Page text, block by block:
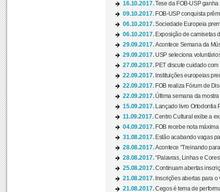
16.10.2017.Tese da FOB-USP
09.10.2017. FOB-USP conquista
06.10.2017.Sociedade Europeia
06.10.2017. Exposição de camisetas
29.09.2017.Acontece Semana da
29.09.2017. USP seleciona
27.09.2017. PET discute cuidado
22.09.2017. Instituições europeias
22.09.2017. FOB realiza Fórum de
22.09.2017. Última semana da mostra
15.09.2017.
Lançado livro Ortodontia
11.09.2017.Centro Cultural exibe a
04.09.2017. FOB recebe nota
31.08.2017. Estão acabando vagas
28.08.2017.Acontece “Treinando
28.08.2017.“Palavras, Linhas e
25.08.2017.Continuam abertas
21.08.2017. Inscrições abertas para
21.08.2017.Cegos é tema de